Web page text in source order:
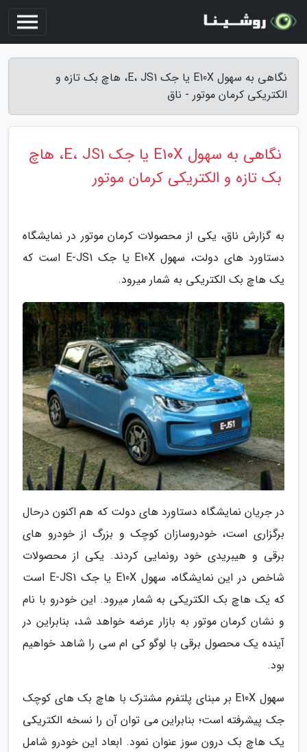
نگاهی به سهول E10X یا جک E، JS1، هاچ بک تازه و
الکتریکی کرمان موتور - ناق
نگاهی به سهول E10X یا جک E، JS1، هاچ
بک تازه و الکتریکی کرمان موتور
به گزارش ناق، یکی از محصولات کرمان موتور در نمایشگاه
دستاورد های دولت، سهول E10X یا جک E-JS1 است که
یک هاچ بک الکتریکی به شمار میرود.
در جریان نمایشگاه دستاورد های دولت که هم اکنون درحال
برگزاری است، خودروسازان کوچک و بزرگ از خودرو های
برقی و هیبریدی خود رونمایی کردند. یکی از محصولات
شاخص در این نمایشگاه، سهول E10X یا جک E-JS1 است
که یک هاچ بک الکتریکی به شمار میرود. این خودرو با نام
و نشان کرمان موتور به بازار عرضه خواهد شد، بنابراین در
آینده یک محصول برقی با لوگو کی ام سی را شاهد خواهیم
بود.
سهول E10X بر مبنای پلتفرم مشترک با هاچ بک های کوچک
جک پیشرفته است؛ بنابراین می توان آن را نسخه الکتریکی
یک هاچ بک درون سوز عنوان نمود. ابعاد این خودرو شامل